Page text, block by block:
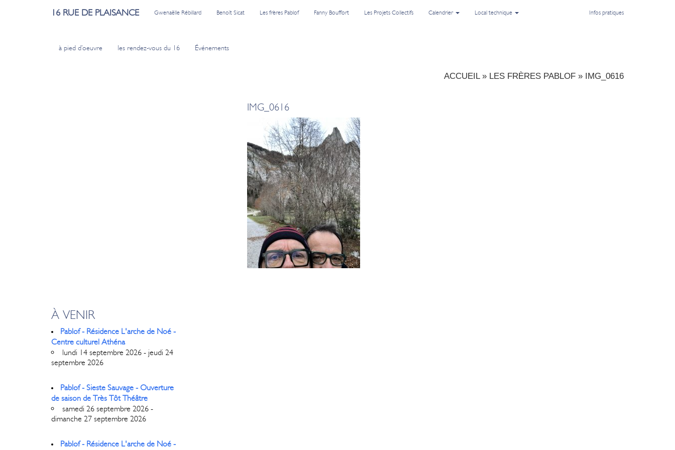
16 RUE DE PLAISANCE Gwenaëlle Rébillard Benoît Sicat Les frères Pablof Fanny Bouffort Les Projets Collectifs Calendrier Local technique Infos pratiques
à pied d’oeuvre les rendez-vous du 16 Événements
ACCUEIL» LES FRÈRES PABLOF » IMG_0616
IMG_0616
À VENIR
Pablof - Résidence L'arche de Noé -
Centre culturel Athéna
lundi 14 septembre 2026 - jeudi 24
septembre 2026
Pablof - Sieste Sauvage - Ouverture
de saison de Très Tôt Théâtre
samedi 26 septembre 2026 -
dimanche 27 septembre 2026
Pablof - Résidence L'arche de Noé -